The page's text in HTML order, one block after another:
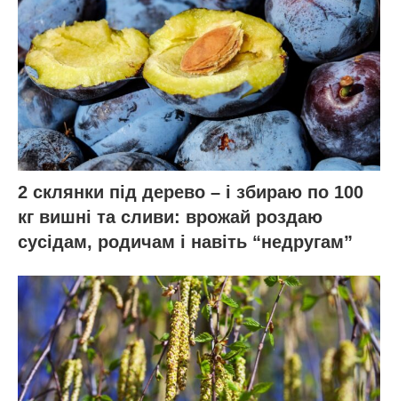
2 склянки під дерево – і збираю по 100
кг вишні та сливи: врожай роздаю
сусідам, родичам і навіть “недругам”